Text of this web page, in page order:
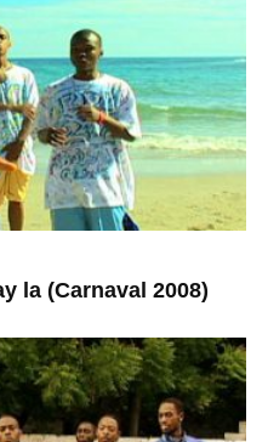
la (Carnaval 2008)